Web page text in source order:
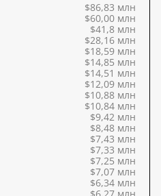
$86,83 млн
$60,00 млн
$41,8 млн
$28,16 млн
$18,59 млн
$14,85 млн
$14,51 млн
$12,09 млн
$10,88 млн
$10,84 млн
$9,42 млн
$8,48 млн
$7,43 млн
$7,33 млн
$7,25 млн
$7,07 млн
$6,34 млн